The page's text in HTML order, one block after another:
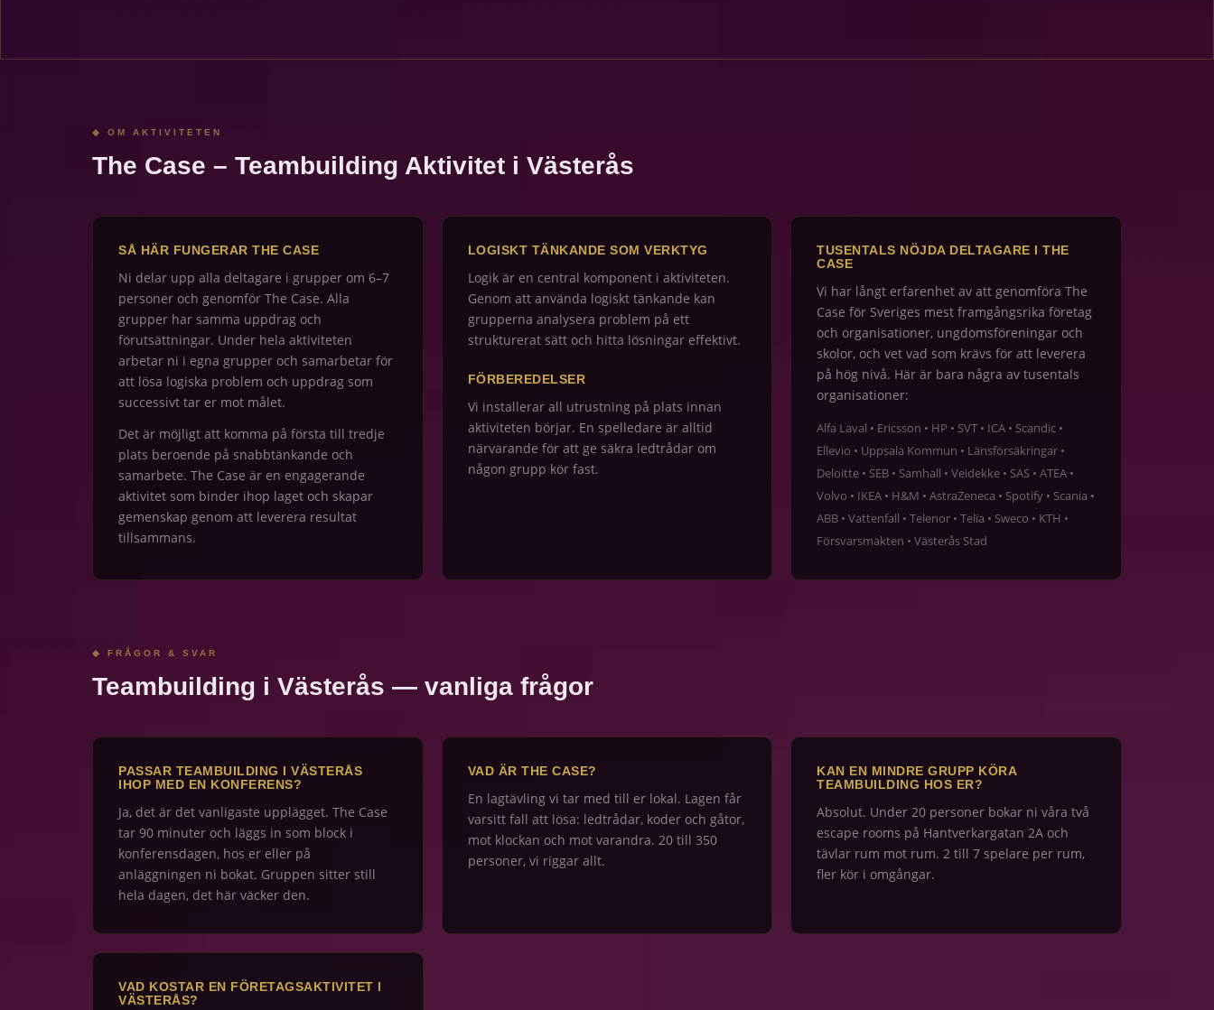
◆ OM AKTIVITETEN
The Case – Teambuilding Aktivitet i Västerås
SÅ HÄR FUNGERAR THE CASE
Ni delar upp alla deltagare i grupper om 6–7
personer och genomför The Case. Alla
grupper har samma uppdrag och
förutsättningar. Under hela aktiviteten
arbetar ni i egna grupper och samarbetar för
att lösa logiska problem och uppdrag som
successivt tar er mot målet.
Det är möjligt att komma på första till tredje
plats beroende på snabbtänkande och
samarbete. The Case är en engagerande
aktivitet som binder ihop laget och skapar
gemenskap genom att leverera resultat
tillsammans.
LOGISKT TÄNKANDE SOM VERKTYG
Logik är en central komponent i aktiviteten.
Genom att använda logiskt tänkande kan
grupperna analysera problem på ett
strukturerat sätt och hitta lösningar effektivt.
FÖRBEREDELSER
Vi installerar all utrustning på plats innan
aktiviteten börjar. En spelledare är alltid
närvarande för att ge säkra ledtrådar om
någon grupp kör fast.
TUSENTALS NÖJDA DELTAGARE I THE
CASE
Vi har långt erfarenhet av att genomföra The
Case för Sveriges mest framgångsrika företag
och organisationer, ungdomsföreningar och
skolor, och vet vad som krävs för att leverera
på hög nivå. Här är bara några av tusentals
organisationer:
Alfa Laval • Ericsson • HP • SVT • ICA • Scandic •
Ellevio • Uppsala Kommun • Länsförsäkringar •
Deloitte • SEB • Samhall • Veidekke • SAS • ATEA •
Volvo • IKEA • H&M • AstraZeneca • Spotify • Scania •
ABB • Vattenfall • Telenor • Telia • Sweco • KTH •
Försvarsmakten • Västerås Stad
◆ FRÅGOR & SVAR
Teambuilding i Västerås — vanliga frågor
PASSAR TEAMBUILDING I VÄSTERÅS
IHOP MED EN KONFERENS?
Ja, det är det vanligaste upplägget. The Case
tar 90 minuter och läggs in som block i
konferensdagen, hos er eller på
anläggningen ni bokat. Gruppen sitter still
hela dagen, det här väcker den.
VAD ÄR THE CASE?
En lagtävling vi tar med till er lokal. Lagen får
varsitt fall att lösa: ledtrådar, koder och gåtor,
mot klockan och mot varandra. 20 till 350
personer, vi riggar allt.
KAN EN MINDRE GRUPP KÖRA
TEAMBUILDING HOS ER?
Absolut. Under 20 personer bokar ni våra två
escape rooms på Hantverkargatan 2A och
tävlar rum mot rum. 2 till 7 spelare per rum,
fler kör i omgångar.
VAD KOSTAR EN FÖRETAGSAKTIVITET I
VÄSTERÅS?